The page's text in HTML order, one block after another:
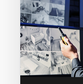
防范等功能加